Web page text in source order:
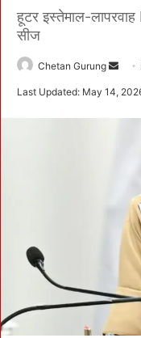
हूटर इस्तेमाल-लापरवाह
सीज
Chetan Gurung
Last Updated: May 14,